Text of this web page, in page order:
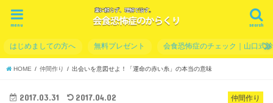
search
menu
はじめましての方へ 無料プレゼント 会食恐怖症のチェック｜山口式
HOME 仲間作り 出会いを意図せよ！「運命の赤い糸」の本当の意味
仲間作り
2017.03.31 2017.04.02